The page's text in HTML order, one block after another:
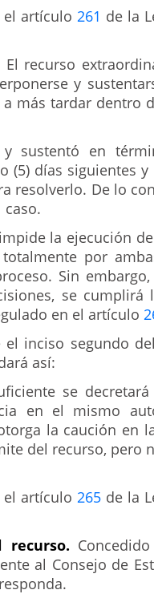
artículo 261 de la
El recurso
y
más tardar dentro
sustentó en
(5) días siguientes
resolverlo. De lo
caso.
la ejecución
por
Sin
se cumplirá
en el artículo
el inciso segundo
así:
se
en el mismo
la caución en
del recurso, pero
artículo 265 de la
recurso.
al Consejo de